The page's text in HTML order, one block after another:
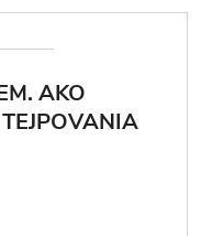
AKO